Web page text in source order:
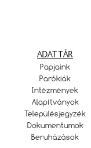
ADATTÁR
Papjaink
Parókiák
Intézmények
Alapítványok
Településjegyzék
Dokumentumok
Beruházások